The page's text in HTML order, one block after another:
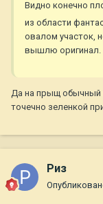
Видно конечно
из области
овалом участок,
вышлю оригинал.
Да на прыщ обычный
точечно зеленкой
Риз